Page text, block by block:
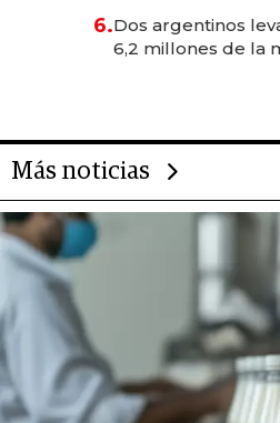
para convertirse
transformadoras
6.Dos argentinos
6,2 millones de la
Más noticias